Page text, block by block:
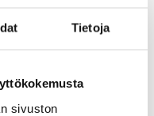
Tietoja
sivuston